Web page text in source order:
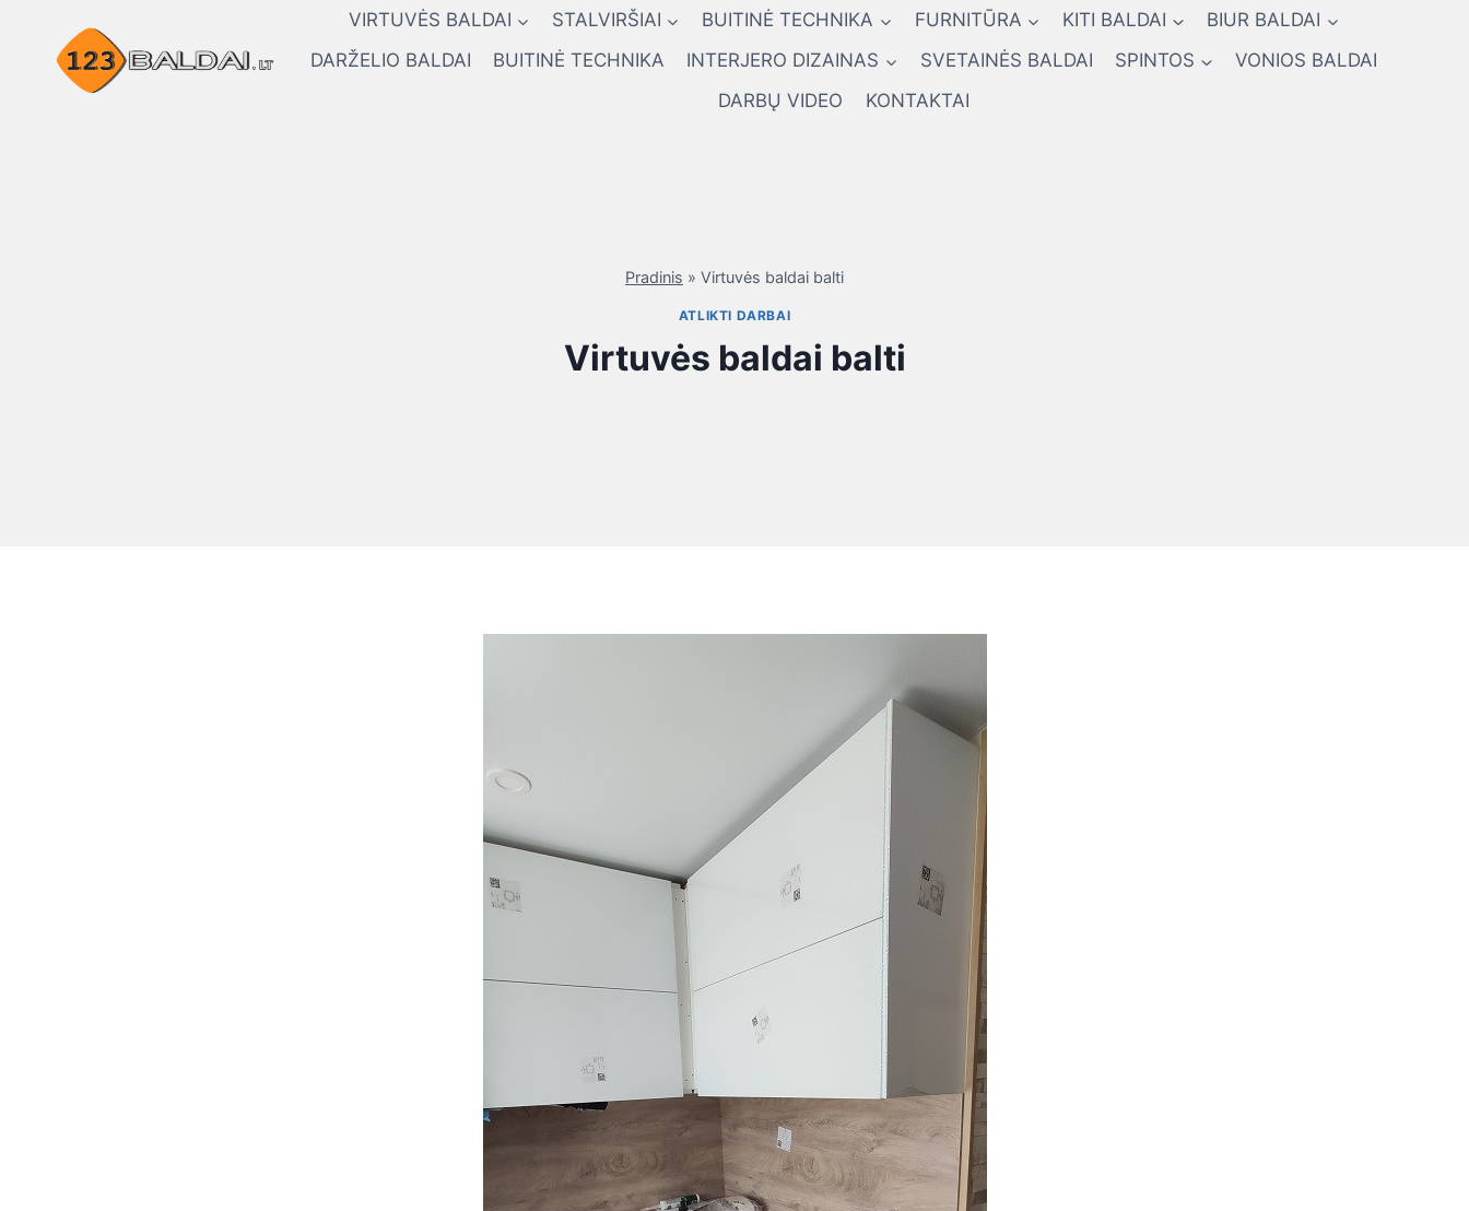
content
VIRTUVĖS BALDAI STALVIRŠIAI BUITINĖ TECHNIKA FURNITŪRA KITI BALDAI
BIUR BALDAI
DARŽELIO BALDAI
BUITINĖ TECHNIKA INTERJERO DIZAINAS SVETAINĖS BALDAI SPINTOS
VONIOS BALDAI
DARBŲ VIDEO
KONTAKTAI
Pradinis » Virtuvės baldai balti
ATLIKTI DARBAI
Virtuvės baldai balti